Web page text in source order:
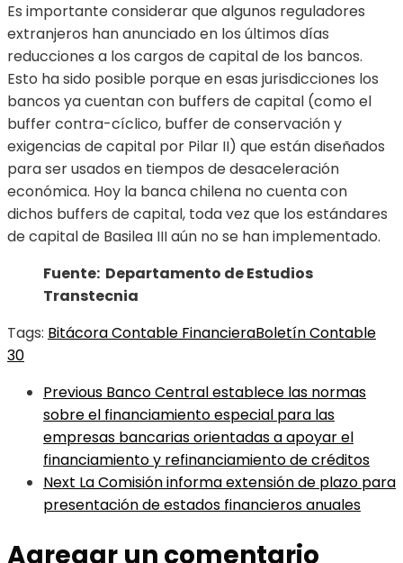
Es importante considerar que algunos reguladores
extranjeros han anunciado en los últimos días
reducciones a los cargos de capital de los bancos.
Esto ha sido posible porque en esas jurisdicciones los
bancos ya cuentan con buffers de capital (como el
buffer contra-cíclico, buffer de conservación y
exigencias de capital por Pilar II) que están diseñados
para ser usados en tiempos de desaceleración
económica. Hoy la banca chilena no cuenta con
dichos buffers de capital, toda vez que los estándares
de capital de Basilea III aún no se han implementado.
Fuente: Departamento de Estudios
Transtecnia
Tags: Bitácora Contable FinancieraBoletín Contable
30
Previous Banco Central establece las normas
sobre el financiamiento especial para las
empresas bancarias orientadas a apoyar el
financiamiento y refinanciamiento de créditos
Next La Comisión informa extensión de plazo para
presentación de estados financieros anuales
Agregar un comentario